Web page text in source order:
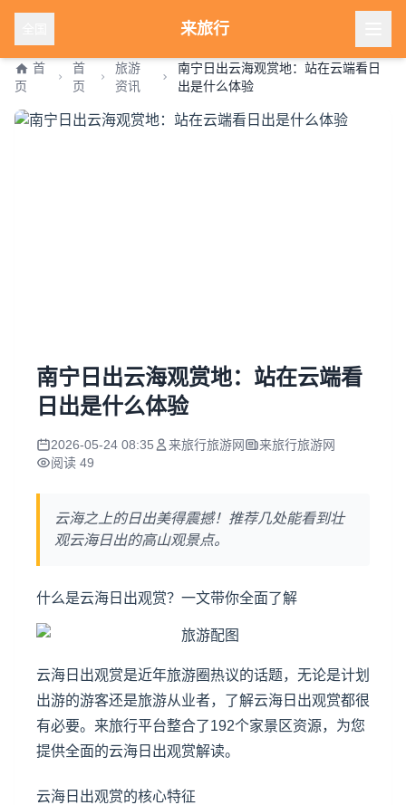
来旅行
首
页
首
页
旅游
资讯
南宁日出云海观赏地：站在云端看日
出是什么体验
南宁日出云海观赏地：站在云端看
日出是什么体验
2026-05-24 08:35 来旅行旅游网
来旅行旅游网
阅读 49
云海之上的日出美得震撼！推荐几处能看到壮
观云海日出的高山观景点。
什么是云海日出观赏？一文带你全面了解
云海日出观赏是近年旅游圈热议的话题，无论是计划
出游的游客还是旅游从业者，了解云海日出观赏都很
有必要。来旅行平台整合了192个家景区资源，为您
提供全面的云海日出观赏解读。
云海日出观赏的核心特征